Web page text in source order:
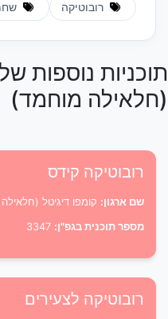
רובוטיקה
תוכניות נוספות
(חלאילה מוחמד)
רובוטיקה קידס
שם ארגון: קומפו דיגיטל
מספר תוכנית בגפ"ן:
רובוטיקה לצעירים